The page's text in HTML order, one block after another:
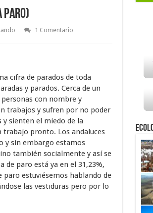
paro)
1 Comentario
cifra de parados de toda
y parados. Cerca de un
con nombre y
trabajos y sufren por no poder
sienten el miedo de la
pronto. Los andaluces
y sin embargo estamos
también socialmente y así se
de paro está ya en el 31,23%,
paro estuviésemos hablando de
las vestiduras pero por lo